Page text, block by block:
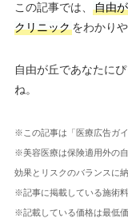
この記事では、
自由
クリニックをわかり
自由が丘であなたに
ね。
※この記事は「医療広告ガ
※美容医療は保険適用外の自
効果とリスクのバランスに
※記事に掲載している施術
※記載している価格は最低